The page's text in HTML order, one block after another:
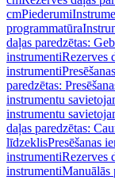
cmPiederumi
programmatūra
daļas paredzētas:
instrumentiRezerves
instrumenti
paredzētas:
instrumentu
instrumentu
daļas paredzētas:
līdzeklisPresēšanas
instrumentiRezerves
instrumentiManuālās